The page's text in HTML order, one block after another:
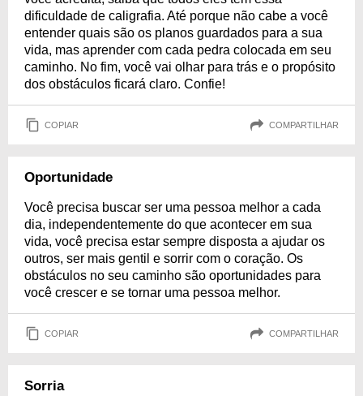
dificuldade de caligrafia. Até porque não cabe a você
entender quais são os planos guardados para a sua
vida, mas aprender com cada pedra colocada em seu
caminho. No fim, você vai olhar para trás e o propósito
dos obstáculos ficará claro. Confie!
COPIAR COMPARTILHAR
Oportunidade
Você precisa buscar ser uma pessoa melhor a cada
dia, independentemente do que acontecer em sua
vida, você precisa estar sempre disposta a ajudar os
outros, ser mais gentil e sorrir com o coração. Os
obstáculos no seu caminho são oportunidades para
você crescer e se tornar uma pessoa melhor.
COPIAR COMPARTILHAR
Sorria